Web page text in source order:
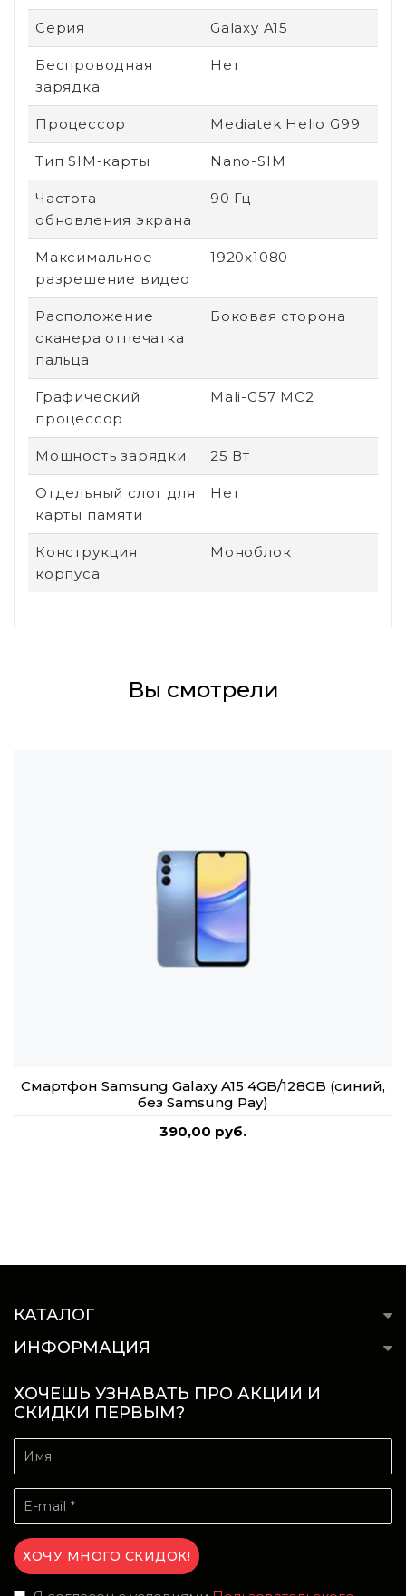
Серия Galaxy A15
Беспроводная
зарядка
Нет
Процессор Mediatek Helio G99
Тип SIM-карты Nano-SIM
Частота
обновления экрана
90 Гц
Максимальное
разрешение видео
1920x1080
Расположение
сканера отпечатка
пальца
Боковая сторона
Графический
процессор
Mali-G57 MC2
Мощность зарядки 25 Вт
Отдельный слот для
карты памяти
Нет
Конструкция
корпуса
Моноблок
Вы смотрели
Смартфон Samsung Galaxy A15 4GB/128GB (синий,
без Samsung Pay)
390,00 руб.
КАТАЛОГ
ИНФОРМАЦИЯ
ХОЧЕШЬ УЗНАВАТЬ ПРО АКЦИИ И
СКИДКИ ПЕРВЫМ?